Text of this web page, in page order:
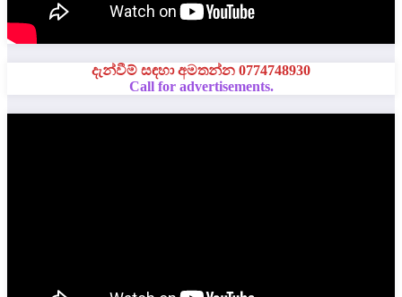
දැන්වීම් සඳහා අමතන්න 0774748930
Call for advertisements.